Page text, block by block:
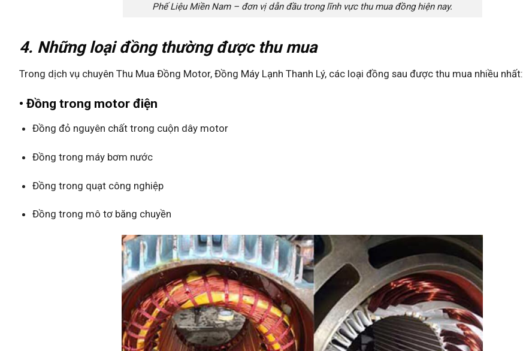
Phế Liệu Miền Nam – đơn vị dẫn đầu trong lĩnh vực thu mua đồng hiện nay.
4. Những loại đồng thường được thu mua
Trong dịch vụ chuyên Thu Mua Đồng Motor, Đồng Máy Lạnh Thanh Lý, các loại đồng sau được thu mua nhiều nhất:
• Đồng trong motor điện
Đồng đỏ nguyên chất trong cuộn dây motor
Đồng trong máy bơm nước
Đồng trong quạt công nghiệp
Đồng trong mô tơ băng chuyền